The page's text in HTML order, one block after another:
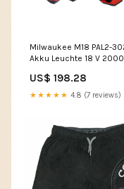
Milwaukee M18 PAL2-
Akku Leuchte 18 V
Ladegerät C - AMA prep
US$ 198.28
★★★★★ 4.8 (7 reviews)